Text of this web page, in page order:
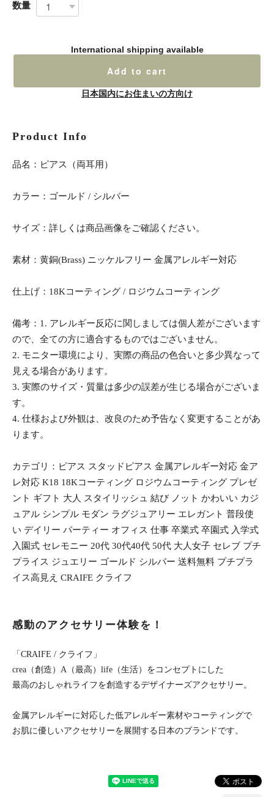
数量
International shipping available
Add to cart
日本国内にお住まいの方向け
Product Info
品名：ピアス（両耳用）
カラー：ゴールド / シルバー
サイズ：詳しくは商品画像をご確認ください。
素材：黄銅(Brass) ニッケルフリー 金属アレルギー対応
仕上げ：18Kコーティング / ロジウムコーティング
備考：1. アレルギー反応に関しましては個人差がございます
ので、全ての方に適合するものではございません。
2. モニター環境により、実際の商品の色合いと多少異なって
見える場合があります。
3. 実際のサイズ・質量は多少の誤差が生じる場合がございま
す。
4. 仕様および外観は、改良のため予告なく変更することがあ
ります。
カテゴリ：ピアス スタッドピアス 金属アレルギー対応 金ア
レ対応 K18 18Kコーティング ロジウムコーティング プレゼ
ント ギフト 大人 スタイリッシュ 結び ノット かわいい カジ
ュアル シンプル モダン ラグジュアリー エレガント 普段使
い デイリー パーティー オフィス 仕事 卒業式 卒園式 入学式
入園式 セレモニー 20代 30代40代 50代 大人女子 セレブ プチ
プライス ジュエリー ゴールド シルバー 送料無料 プチプラ
イス高見え CRAIFE クライフ
感動のアクセサリー体験を！
「CRAIFE / クライフ」
crea（創造）A（最高）life（生活）をコンセプトにした
最高のおしゃれライフを創造するデザイナーズアクセサリー。
金属アレルギーに対応した低アレルギー素材やコーティングで
お肌に優しいアクセサリーを展開する日本のブランドです。